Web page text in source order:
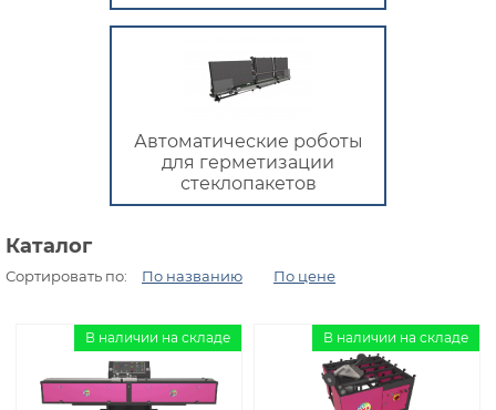
Автоматические роботы
для герметизации
стеклопакетов
Каталог
Сортировать по: По названию По цене
В наличии на складе В наличии на складе